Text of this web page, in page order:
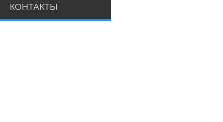
КОНТАКТЫ